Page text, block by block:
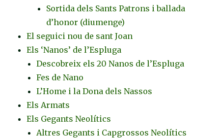
Sortida dels Sants Patrons i ballada
d’honor (diumenge)
El seguici nou de sant Joan
Els ‘Nanos’ de l’Espluga
Descobreix els 20 Nanos de l’Espluga
Fes de Nano
L’Home i la Dona dels Nassos
Els Armats
Els Gegants Neolítics
Altres Gegants i Capgrossos Neolítics